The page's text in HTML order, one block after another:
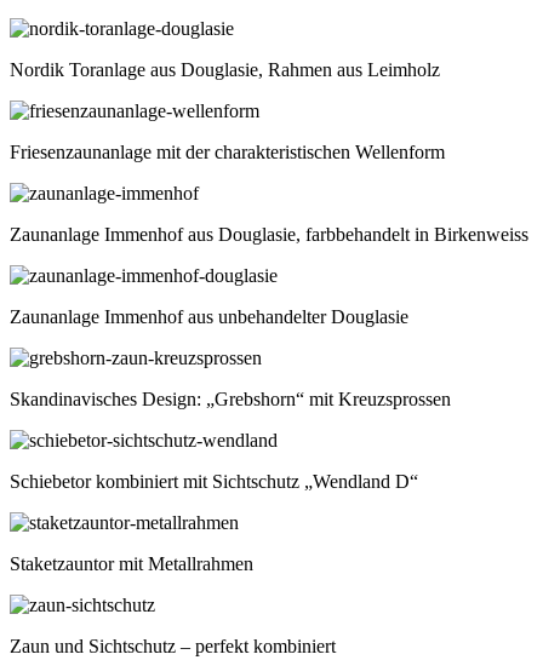
Nordik Toranlage aus Douglasie, Rahmen aus Leimholz
Friesenzaunanlage mit der charakteristischen Wellenform
Zaunanlage Immenhof aus Douglasie, farbbehandelt in Birkenweiss
Zaunanlage Immenhof aus unbehandelter Douglasie
Skandinavisches Design: „Grebshorn“ mit Kreuzsprossen
Schiebetor kombiniert mit Sichtschutz „Wendland D“
Staketzauntor mit Metallrahmen
Zaun und Sichtschutz – perfekt kombiniert